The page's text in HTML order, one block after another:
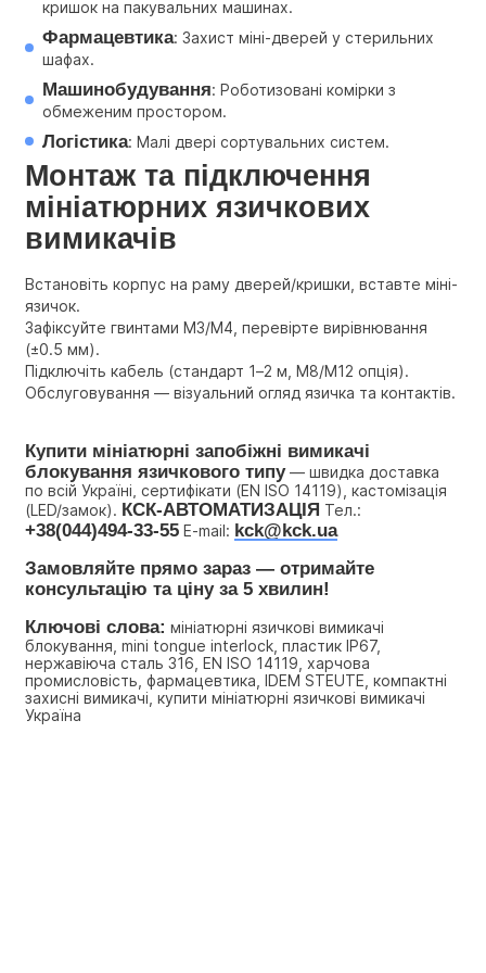
кришок на пакувальних машинах.
Фармацевтика: Захист міні-дверей у стерильних
шафах.
Машинобудування: Роботизовані комірки з
обмеженим простором.
Логістика: Малі двері сортувальних систем.
мініатюрних язичкових
вимикачів
Встановіть корпус на раму дверей/кришки, вставте міні-
язичок.
Зафіксуйте гвинтами M3/M4, перевірте вирівнювання
(±0.5 мм).
Підключіть кабель (стандарт 1–2 м, M8/M12 опція).
Обслуговування — візуальний огляд язичка та контактів.
Купити мініатюрні запобіжні вимикачі
блокування язичкового типу — швидка доставка
по всій Україні, сертифікати (EN ISO 14119), кастомізація
(LED/замок). КСК-АВТОМАТИЗАЦІЯ
+38(044)494-33-55 E-mail: kck@kck.ua
Замовляйте прямо зараз — отримайте
консультацію та ціну за 5 хвилин!
Ключові слова: мініатюрні язичкові вимикачі
блокування, mini tongue interlock, пластик IP67,
нержавіюча сталь 316, EN ISO 14119, харчова
промисловість, фармацевтика, IDEM STEUTE, компактні
захисні вимикачі, купити мініатюрні язичкові вимикачі
Україна